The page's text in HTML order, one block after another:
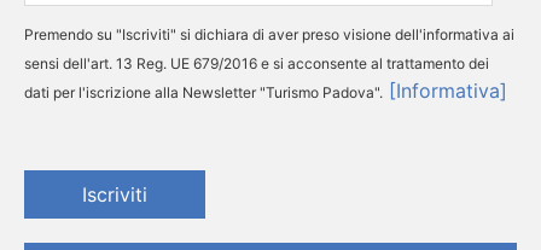
Premendo su "Iscriviti" si dichiara di aver preso visione dell'informativa ai
sensi dell'art. 13 Reg. UE 679/2016 e si acconsente al trattamento dei
dati per l'iscrizione alla Newsletter "Turismo Padova". [Informativa]
Iscriviti